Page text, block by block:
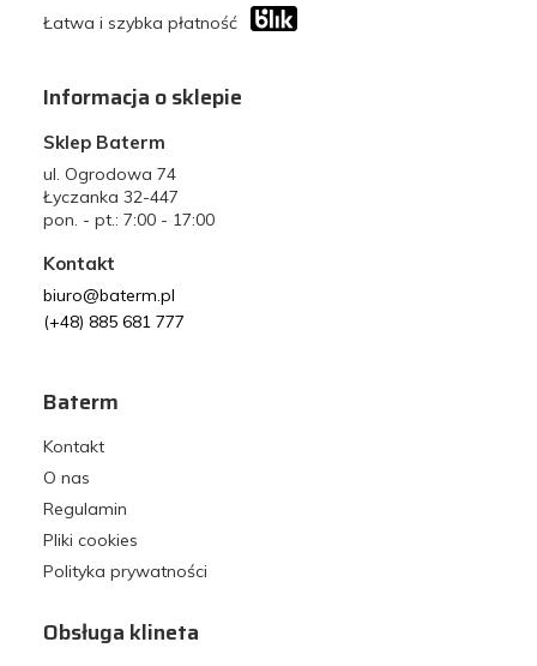
Łatwa i szybka płatność
Informacja o sklepie
Sklep Baterm
ul. Ogrodowa 74
Łyczanka 32-447
pon. - pt.: 7:00 - 17:00
Kontakt
biuro@baterm.pl
(+48) 885 681 777
Baterm
Kontakt
O nas
Regulamin
Pliki cookies
Polityka prywatności
Obsługa klineta